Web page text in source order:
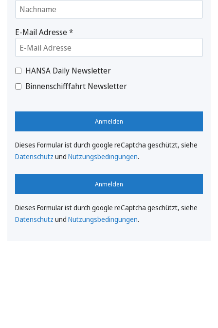
E-Mail Adresse*
HANSA Daily Newsletter
Binnenschifffahrt Newsletter
Anmelden
Dieses Formular ist durch google reCaptcha geschützt, siehe
Datenschutz und Nutzungsbedingungen.
Anmelden
Dieses Formular ist durch google reCaptcha geschützt, siehe
Datenschutz und Nutzungsbedingungen.